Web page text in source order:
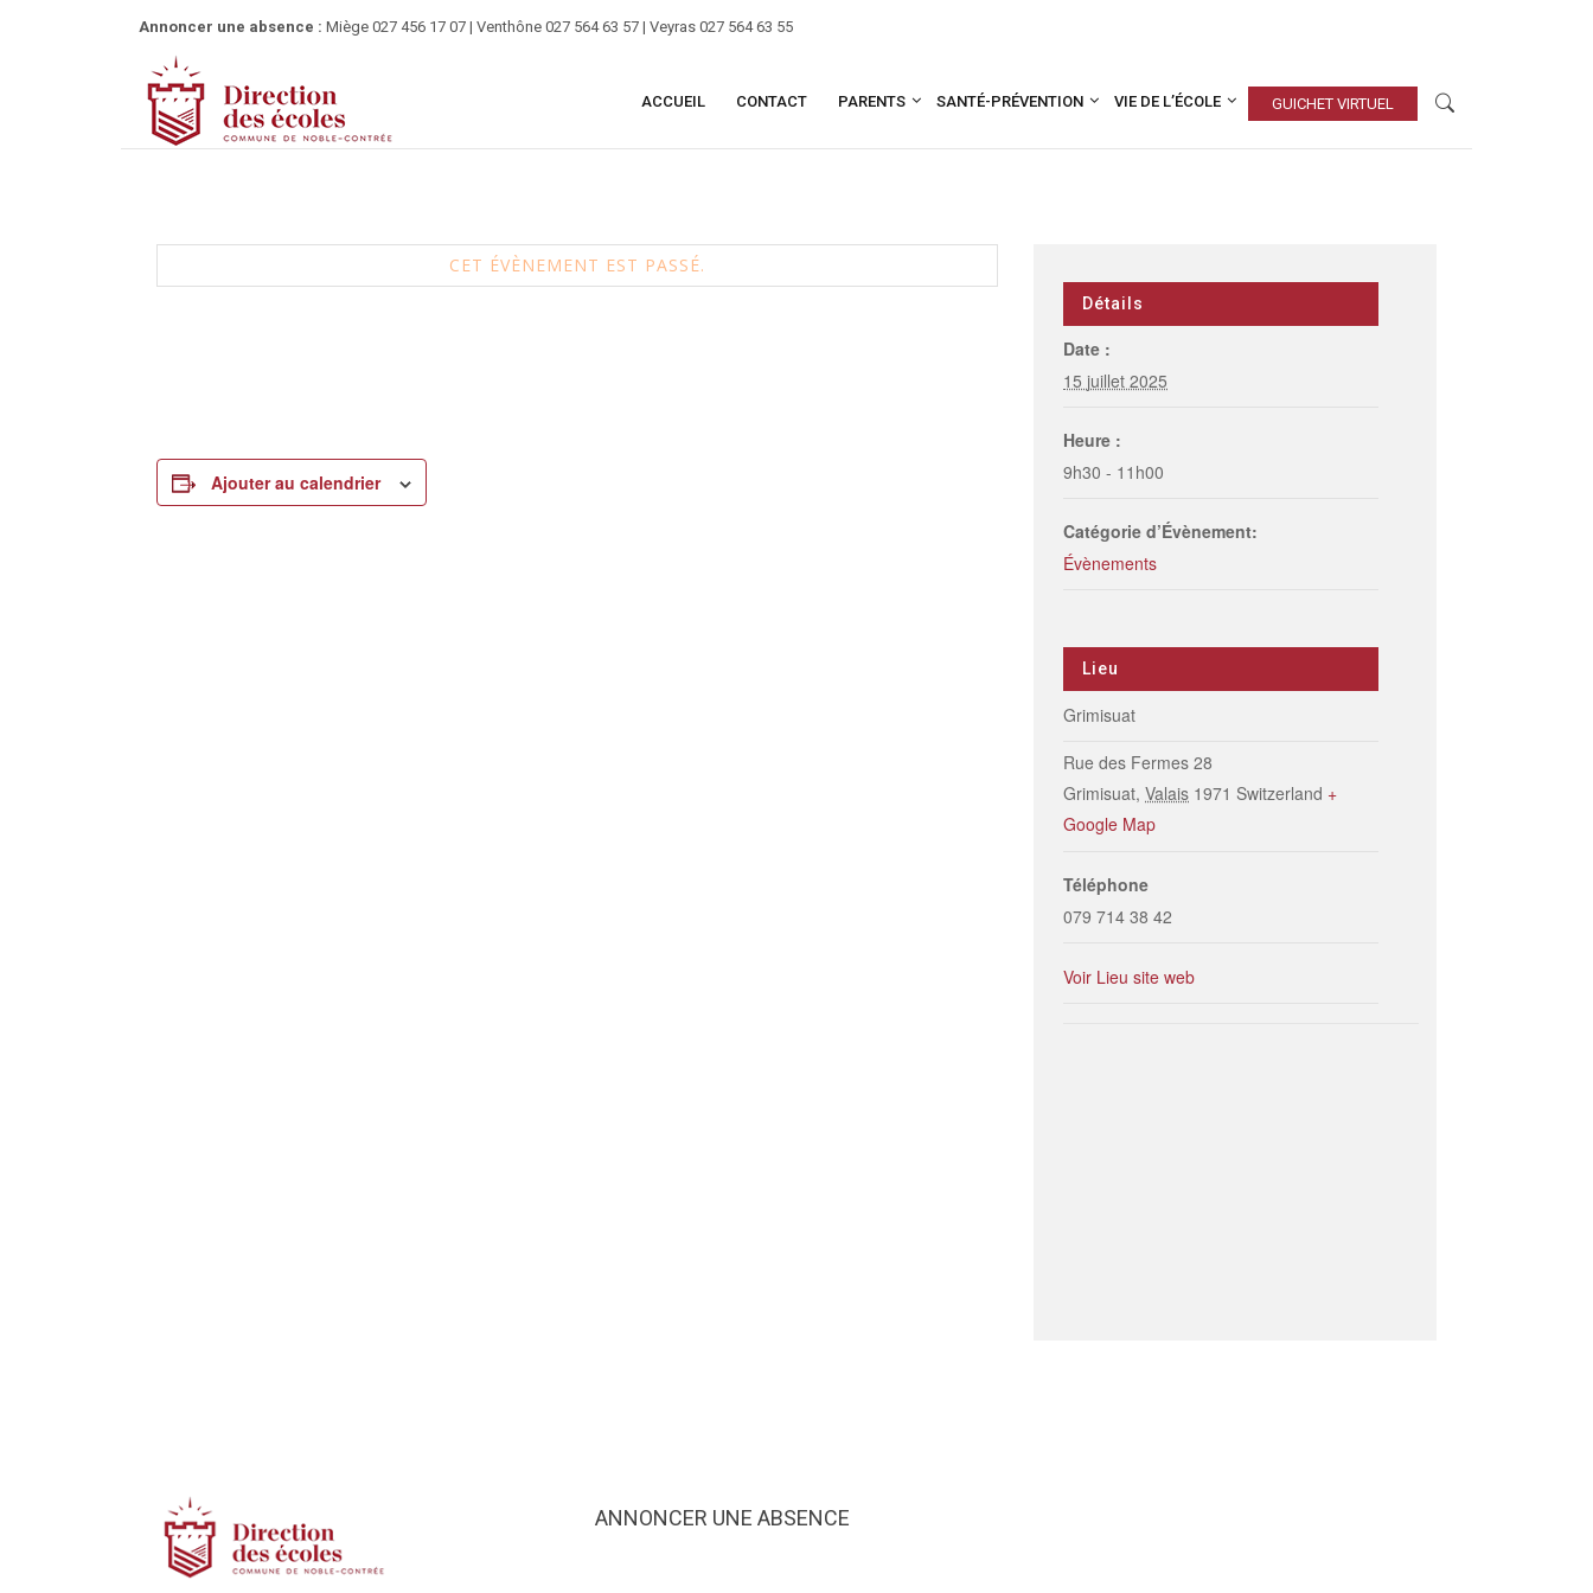
Annoncer une absence : Miège 027 456 17 07 | Venthône 027 564 63 57 | Veyras 027 564 63 55
ACCUEIL CONTACT PARENTS SANTÉ-PRÉVENTION VIE DE L’ÉCOLE GUICHET VIRTUEL
CET ÉVÈNEMENT EST PASSÉ.
Atelier stop au Harcèlement à l’école dès 08 ans
15 juillet 2025 à 9h30-11h00
Ajouter au calendrier
Détails
Date :
15 juillet 2025
Heure :
9h30 - 11h00
Catégorie d’Évènement:
Évènements
Lieu
Grimisuat
Rue des Fermes 28
Grimisuat, Valais 1971 Switzerland +
Google Map
Téléphone
079 714 38 42
Voir Lieu site web
ANNONCER UNE ABSENCE